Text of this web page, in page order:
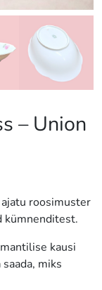
– Union
roosimuster
kümnenditest.
kausi
miks